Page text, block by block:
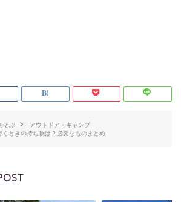
そぶ
アウトドア・キャンプ
くときの持ち物は？必要なものまとめ